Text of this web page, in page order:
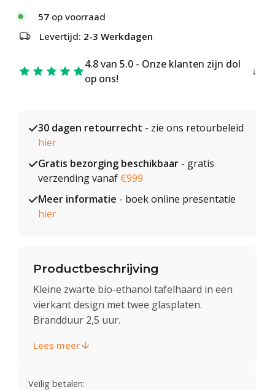
57 op voorraad
Levertijd: 2-3 Werkdagen
4.8 van 5.0 - Onze klanten zijn dol
op ons!
30 dagen retourrecht - zie ons retourbeleid
hier
Gratis bezorging beschikbaar - gratis
verzending vanaf €999
Meer informatie - boek online presentatie
hier
Productbeschrijving
Kleine zwarte bio-ethanol tafelhaard in een
vierkant design met twee glasplaten.
Brandduur 2,5 uur.
Lees meer
Veilig betalen: